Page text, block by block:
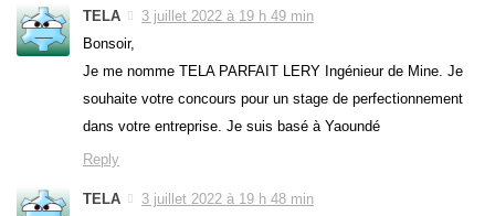
TELA
3 juillet 2022 à 19 h 49 min
Bonsoir,
Je me nomme TELA PARFAIT LERY Ingénieur de Mine. Je
souhaite votre concours pour un stage de perfectionnement
dans votre entreprise. Je suis basé à Yaoundé
Reply
TELA
3 juillet 2022 à 19 h 48 min